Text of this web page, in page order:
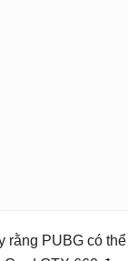
PUBG có